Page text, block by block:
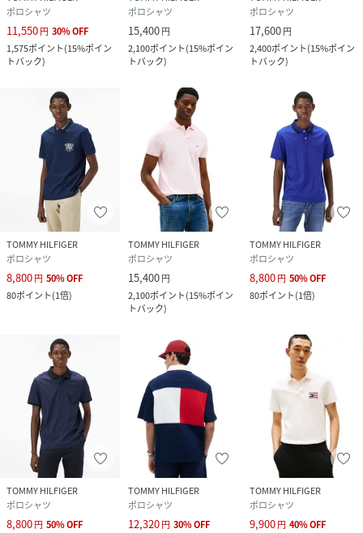
ポロシャツ
11,550円 30%OFF
1,575ポイント(15%ポイン
トバック)
ポロシャツ
15,400円
2,100ポイント(15%ポイン
トバック)
ポロシャツ
17,600円
2,400ポイント(15%ポイン
トバック)
TOMMY HILFIGER
ポロシャツ
8,800円 50%OFF
80ポイント(1倍)
TOMMY HILFIGER
ポロシャツ
15,400円
2,100ポイント(15%ポイン
トバック)
TOMMY HILFIGER
ポロシャツ
8,800円 50%OFF
80ポイント(1倍)
TOMMY HILFIGER
ポロシャツ
8,800円 50%OFF
TOMMY HILFIGER
ポロシャツ
12,320円 30%OFF
TOMMY HILFIGER
ポロシャツ
9,900円 40%OFF